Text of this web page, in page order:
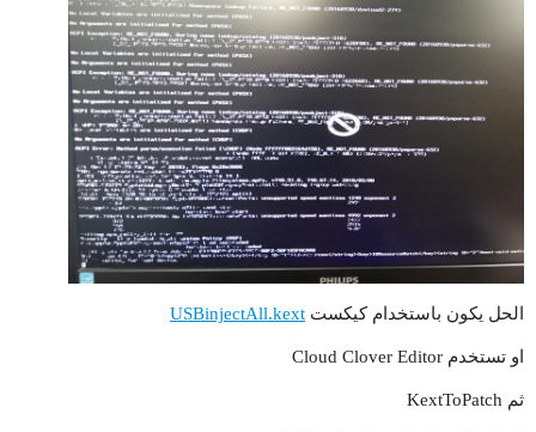
الحل يكون باستخدام كيكست USBinjectAll.kext
او تستخدم Cloud Clover Editor
ثم KextToPatch